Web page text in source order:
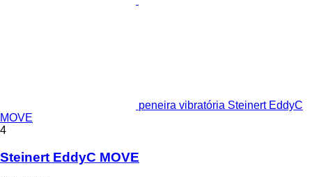
peneira vibratória Steinert EddyC
MOVE
4
Steinert EddyC MOVE